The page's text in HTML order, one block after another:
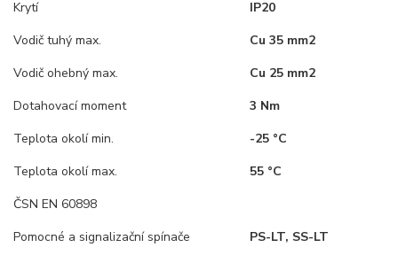
Krytí
IP20
Vodič tuhý max.
Cu 35 mm2
Vodič ohebný max.
Cu 25 mm2
Dotahovací moment
3 Nm
Teplota okolí min.
-25 °C
Teplota okolí max.
55 °C
ČSN EN 60898
Pomocné a signalizační spínače
PS-LT, SS-LT